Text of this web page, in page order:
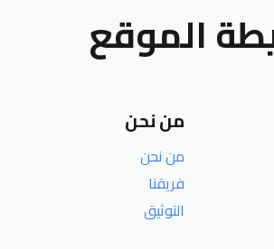
الموقع
من نحن
من نحن
فريقنا
التوثيق